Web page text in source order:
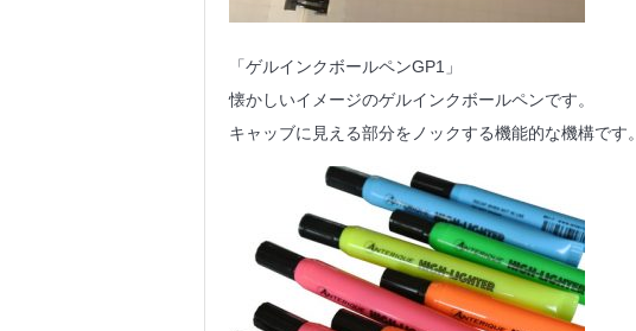
「ゲルインクボールペンGP1」
懐かしいイメージのゲルインクボールペンです。
キャッブに見える部分をノックする機能的な機構です。